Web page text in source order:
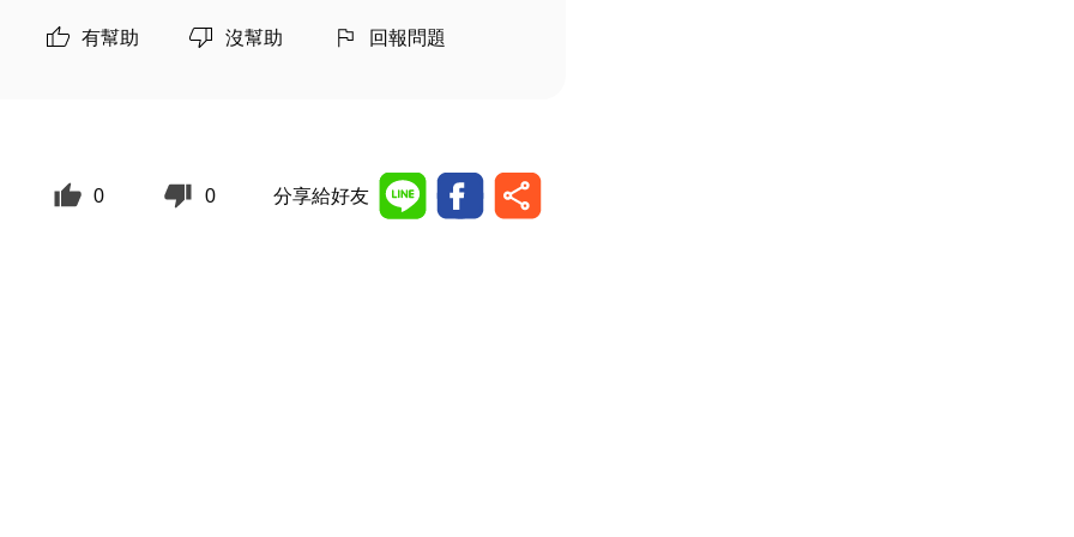
有幫助 沒幫助 回報問題
0 0 分享給好友